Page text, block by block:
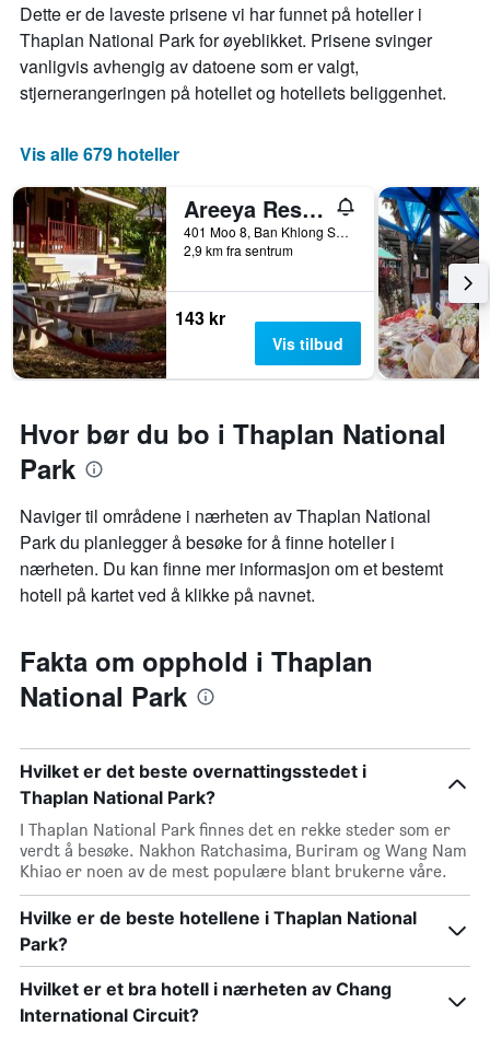
Dette er de laveste prisene vi har funnet på hoteller i
Thaplan National Park for øyeblikket. Prisene svinger
vanligvis avhengig av datoene som er valgt,
stjernerangeringen på hotellet og hotellets beliggenhet.
Vis alle 679 hoteller
Areeya Resort
401 Moo 8, Ban Khlong Sai, Watthana Nakhon, Ban Tha Kabak, Thailand
2,9 km fra sentrum
143 kr
Vis tilbud
Hvor bør du bo i Thaplan National
Park
Naviger til områdene i nærheten av Thaplan National
Park du planlegger å besøke for å finne hoteller i
nærheten. Du kan finne mer informasjon om et bestemt
hotell på kartet ved å klikke på navnet.
Fakta om opphold i Thaplan
National Park
Hvilket er det beste overnattingsstedet i
Thaplan National Park?
I Thaplan National Park finnes det en rekke steder som er
verdt å besøke. Nakhon Ratchasima, Buriram og Wang Nam
Khiao er noen av de mest populære blant brukerne våre.
Hvilke er de beste hotellene i Thaplan National
Park?
Hvilket er et bra hotell i nærheten av Chang
International Circuit?